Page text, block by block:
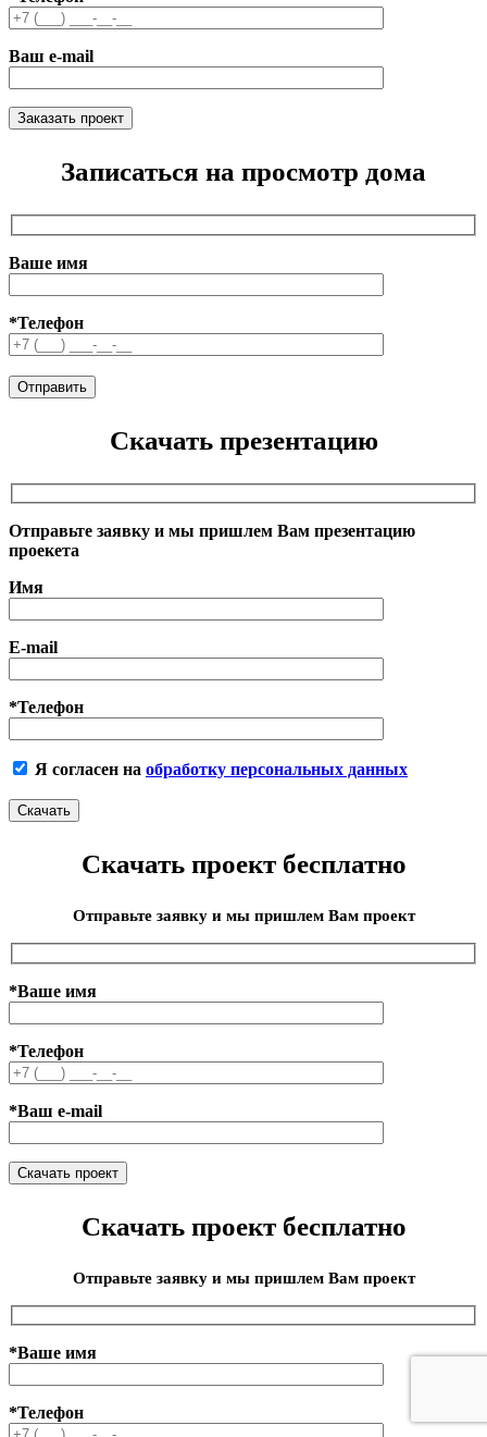
Ваш e-mail
Записаться на просмотр дома
Ваше имя
*Телефон
Скачать презентацию
Отправьте заявку и мы пришлем Вам презентацию
проекета
Имя
E-mail
*Телефон
Я согласен на обработку персональных данных
Скачать проект бесплатно
Отправьте заявку и мы пришлем Вам проект
*Ваше имя
*Телефон
*Ваш e-mail
Скачать проект бесплатно
Отправьте заявку и мы пришлем Вам проект
*Ваше имя
*Телефон